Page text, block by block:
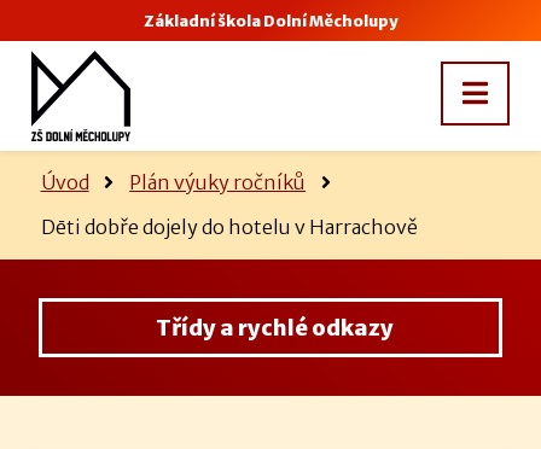
Základní škola Dolní Měcholupy
Úvod
Plán výuky ročníků
Dēti dobře dojely do hotelu v Harrachově
Třídy a rychlé odkazy